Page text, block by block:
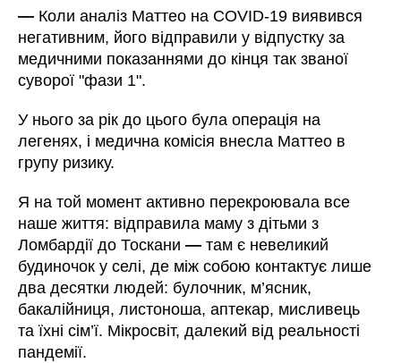
— Коли аналіз Маттео на COVID-19 виявився
негативним, його відправили у відпустку за
медичними показаннями до кінця так званої
суворої "фази 1".
У нього за рік до цього була операція на
легенях, і медична комісія внесла Маттео в
групу ризику.
Я на той момент активно перекроювала все
наше життя: відправила маму з дітьми з
Ломбардії до Тоскани— там є невеликий
будиночок у селі, де між собою контактує лише
два десятки людей: булочник, м’ясник,
бакалійниця, листоноша, аптекар, мисливець
та їхні сім’ї. Мікросвіт, далекий від реальності
пандемії.